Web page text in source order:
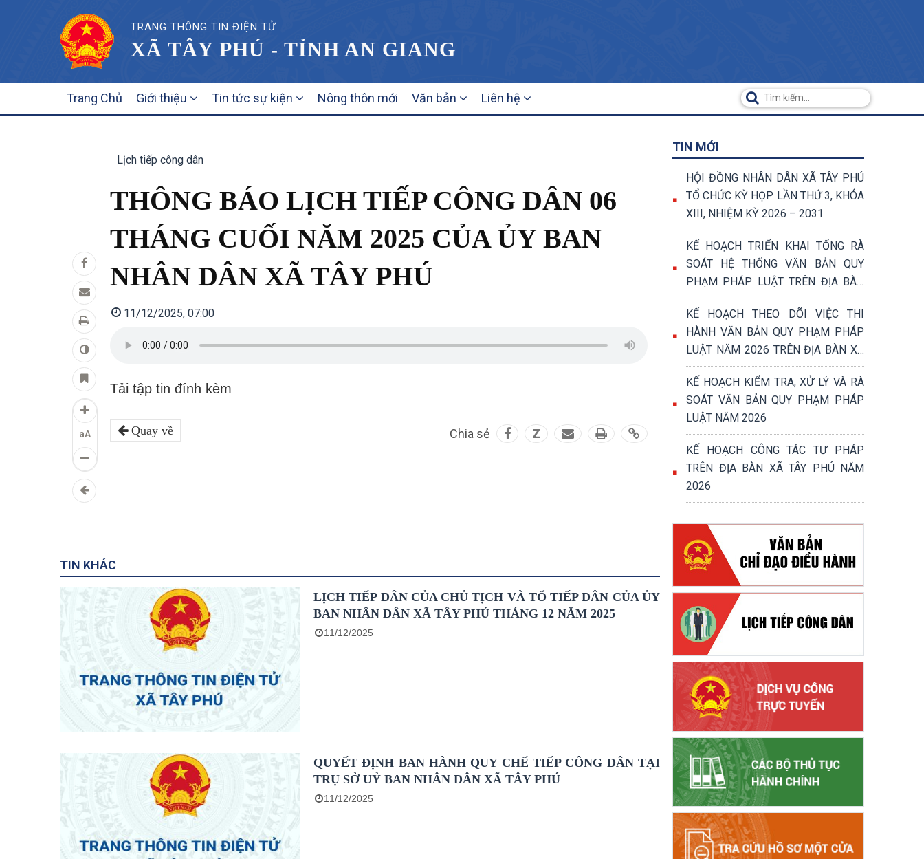
TRANG THÔNG TIN ĐIỆN TỬ
XÃ TÂY PHÚ - TỈNH AN GIANG
NAVIGATION
Trang Chủ Giới thiệu Tin tức sự kiện Nông thôn mới Văn bản Liên hệ
aA
Lịch tiếp công dân
THÔNG BÁO LỊCH TIẾP CÔNG DÂN 06
THÁNG CUỐI NĂM 2025 CỦA ỦY BAN
NHÂN DÂN XÃ TÂY PHÚ
11/12/2025, 07:00
Tải tập tin đính kèm
Quay về Chia sẻ Z
TIN KHÁC
LỊCH TIẾP DÂN CỦA CHỦ TỊCH VÀ TỔ TIẾP DÂN CỦA ỦY
BAN NHÂN DÂN XÃ TÂY PHÚ THÁNG 12 NĂM 2025
11/12/2025
QUYẾT ĐỊNH BAN HÀNH QUY CHẾ TIẾP CÔNG DÂN TẠI
TRỤ SỞ UỶ BAN NHÂN DÂN XÃ TÂY PHÚ
11/12/2025
TIN MỚI
HỘI ĐỒNG NHÂN DÂN XÃ TÂY PHÚ
TỔ CHỨC KỲ HỌP LẦN THỨ 3, KHÓA
XIII, NHIỆM KỲ 2026 – 2031
KẾ HOẠCH TRIỂN KHAI TỔNG RÀ
SOÁT HỆ THỐNG VĂN BẢN QUY
PHẠM PHÁP LUẬT TRÊN ĐỊA BÀN
XÃ TÂY PHÚ NĂM 2026
KẾ HOẠCH THEO DÕI VIỆC THI
HÀNH VĂN BẢN QUY PHẠM PHÁP
LUẬT NĂM 2026 TRÊN ĐỊA BÀN XÃ
TÂY PHÚ
KẾ HOẠCH KIỂM TRA, XỬ LÝ VÀ RÀ
SOÁT VĂN BẢN QUY PHẠM PHÁP
LUẬT NĂM 2026
KẾ HOẠCH CÔNG TÁC TƯ PHÁP
TRÊN ĐỊA BÀN XÃ TÂY PHÚ NĂM
2026